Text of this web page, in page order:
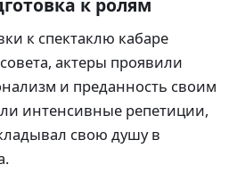
к спектаклю кабаре
актеры проявили
и преданность своим
интенсивные репетиции,
свою душу в